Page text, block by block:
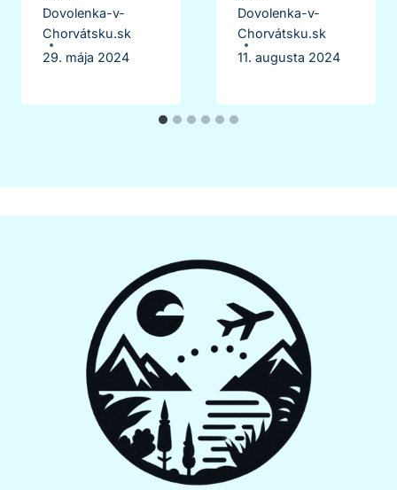
Dovolenka-v-
Chorvátsku.sk
29. mája 2024
Dovolenka-v-
Chorvátsku.sk
11. augusta 2024